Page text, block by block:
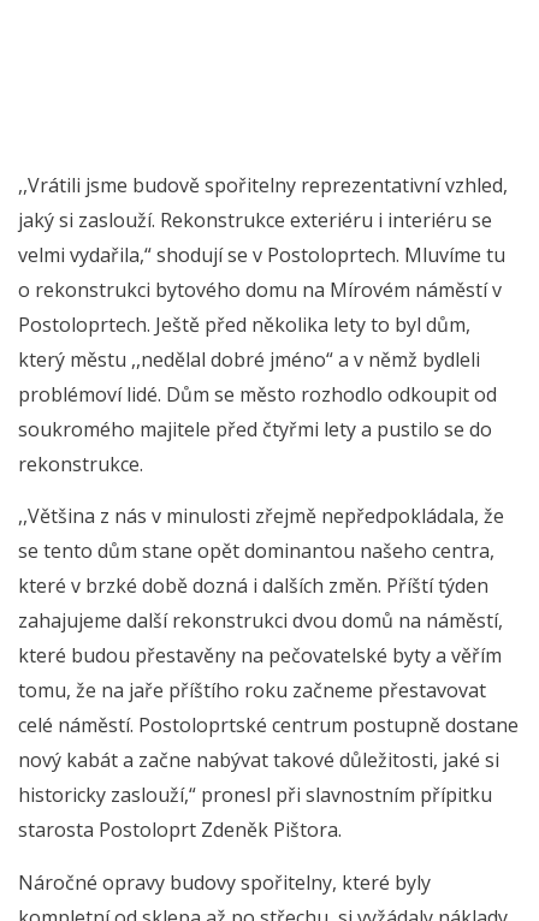
,,Vrátili jsme budově spořitelny reprezentativní vzhled,
jaký si zaslouží. Rekonstrukce exteriéru i interiéru se
velmi vydařila,“ shodují se v Postoloprtech. Mluvíme tu
o rekonstrukci bytového domu na Mírovém náměstí v
Postoloprtech. Ještě před několika lety to byl dům,
který městu ,,nedělal dobré jméno“ a v němž bydleli
problémoví lidé. Dům se město rozhodlo odkoupit od
soukromého majitele před čtyřmi lety a pustilo se do
rekonstrukce.
,,Většina z nás v minulosti zřejmě nepředpokládala, že
se tento dům stane opět dominantou našeho centra,
které v brzké době dozná i dalších změn. Příští týden
zahajujeme další rekonstrukci dvou domů na náměstí,
které budou přestavěny na pečovatelské byty a věřím
tomu, že na jaře příštího roku začneme přestavovat
celé náměstí. Postoloprtské centrum postupně dostane
nový kabát a začne nabývat takové důležitosti, jaké si
historicky zaslouží,“ pronesl při slavnostním přípitku
starosta Postoloprt Zdeněk Pištora.
Náročné opravy budovy spořitelny, které byly